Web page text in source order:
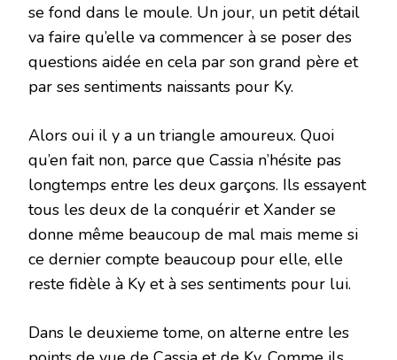
se fond dans le moule. Un jour, un petit détail
va faire qu’elle va commencer à se poser des
questions aidée en cela par son grand père et
par ses sentiments naissants pour Ky.
Alors oui il y a un triangle amoureux. Quoi
qu’en fait non, parce que Cassia n’hésite pas
longtemps entre les deux garçons. Ils essayent
tous les deux de la conquérir et Xander se
donne même beaucoup de mal mais meme si
ce dernier compte beaucoup pour elle, elle
reste fidèle à Ky et à ses sentiments pour lui.
Dans le deuxieme tome, on alterne entre les